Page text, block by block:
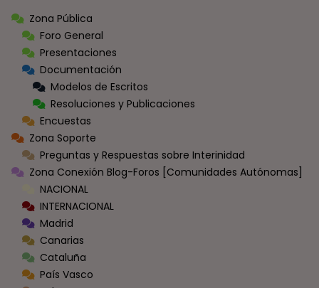
Zona Pública
Foro General
Presentaciones
Documentación
Modelos de Escritos
Resoluciones y Publicaciones
Encuestas
Zona Soporte
Preguntas y Respuestas sobre Interinidad
Zona Conexión Blog-Foros [Comunidades Autónomas]
NACIONAL
INTERNACIONAL
Madrid
Canarias
Cataluña
País Vasco